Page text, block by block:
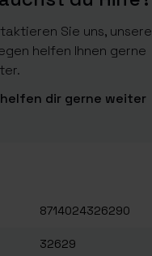
Sie uns, unsere
helfen Ihnen gerne
dir gerne weiter
8714024326290
32629